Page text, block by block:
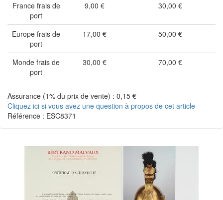
France frais de
port
9,00 € 30,00 €
Europe frais de
port
17,00 € 50,00 €
Monde frais de
port
30,00 € 70,00 €
Assurance (1% du prix de vente) : 0,15 €
Cliquez ici si vous avez une question à propos de cet article
Référence : ESC8371